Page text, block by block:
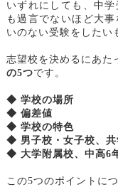
いずれにしても、中
も過言でないほど大事
いのない受験をしたい
志望校を決めるにあた
の5つです。
◆ 学校の場所
◆ 偏差値
◆ 学校の特色
◆ 男子校・女子校、共
◆ 大学附属校、中高6
この5つのポイントに